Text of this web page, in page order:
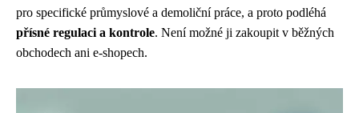
pro specifické průmyslové a demoliční práce, a proto podléhá
přísné regulaci a kontrole. Není možné ji zakoupit v běžných
obchodech ani e-shopech.